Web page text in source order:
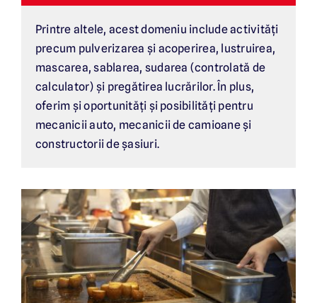
Printre altele, acest domeniu include activități
precum pulverizarea și acoperirea, lustruirea,
mascarea, sablarea, sudarea (controlată de
calculator) și pregătirea lucrărilor. În plus,
oferim și oportunități și posibilități pentru
mecanicii auto, mecanicii de camioane și
constructorii de șasiuri.